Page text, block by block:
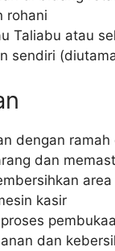
rohani
Taliabu atau
sendiri
dengan
dan
kasir
dan